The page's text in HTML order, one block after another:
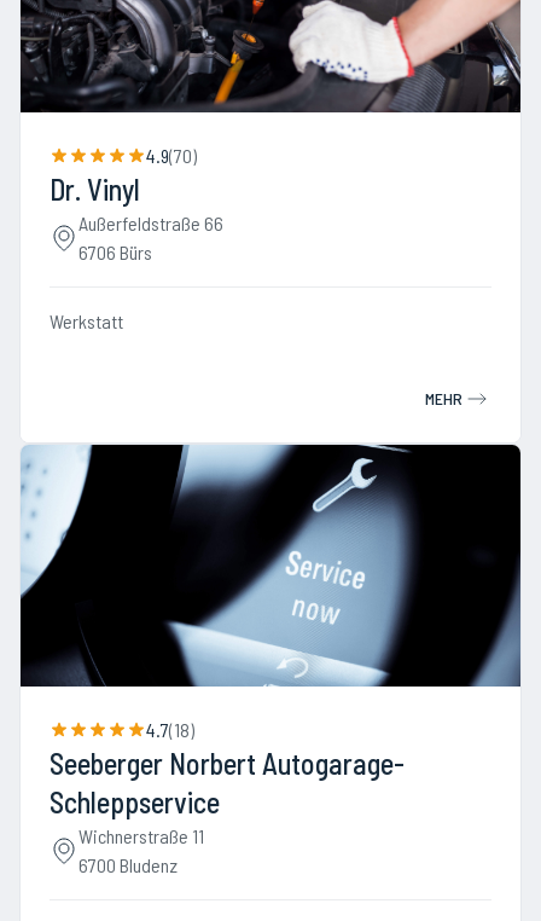
4.9(70)
Dr. Vinyl
Außerfeldstraße 66
6706 Bürs
Werkstatt
MEHR
4.7(18)
Seeberger Norbert Autogarage-
Schleppservice
Wichnerstraße 11
6700 Bludenz